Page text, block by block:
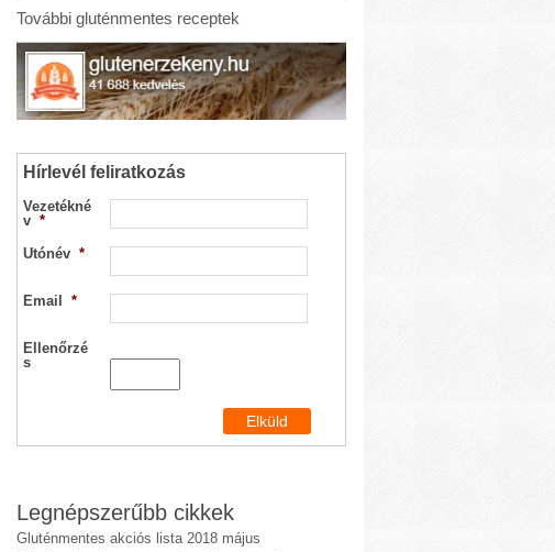
További gluténmentes receptek
Hírlevél feliratkozás
Vezetékné
v *
Utónév *
Email *
Ellenőrzé
s
Legnépszerűbb cikkek
Gluténmentes akciós lista 2018 május